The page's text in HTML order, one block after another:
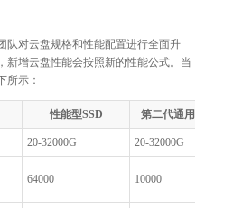
队对云盘规格和性能配置进行全面升
新增云盘性能会按照新的性能公式。当
所示：
性能型SSD 第二代通用型SSD
20-32000G 20-32000G
64000 10000